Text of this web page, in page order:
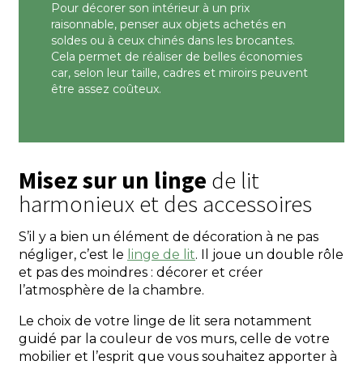
Pour décorer son intérieur à un prix
raisonnable, penser aux objets achetés en
soldes ou à ceux chinés dans les brocantes.
Cela permet de réaliser de belles économies
car, selon leur taille, cadres et miroirs peuvent
être assez coûteux.
Misez sur un linge de lit
harmonieux et des accessoires
S’il y a bien un élément de décoration à ne pas
négliger, c’est le linge de lit. Il joue un double rôle
et pas des moindres : décorer et créer
l’atmosphère de la chambre.
Le choix de votre linge de lit sera notamment
guidé par la couleur de vos murs, celle de votre
mobilier et l’esprit que vous souhaitez apporter à